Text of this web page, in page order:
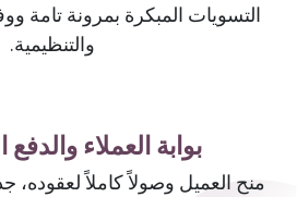
التسويات المبكرة بمرونة تامة
والتنظيمية.
بوابة العملاء والدفع
منح العميل وصولاً كاملاً لعقوده،